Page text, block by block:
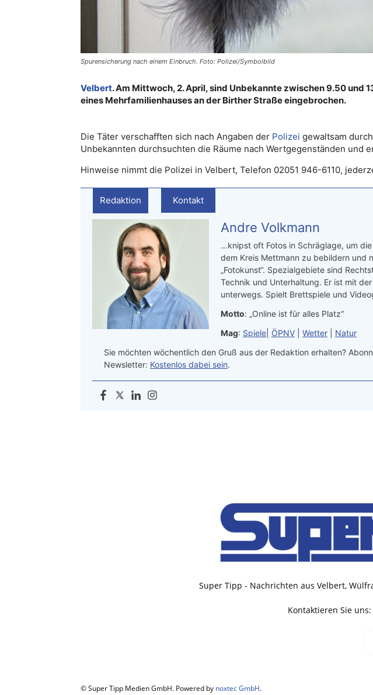
Spurensicherung nach einem Einbruch. Foto: Polizei/Symbolbild
Velbert. Am Mittwoch, 2. April, sind Unbekannte zwischen 9.50 und
eines Mehrfamilienhauses an der Birther Straße eingebrochen.
Die Täter verschafften sich nach Angaben der Polizei gewaltsam
Unbekannten durchsuchten die Räume nach Wertgegenständen und
Hinweise nimmt die Polizei in Velbert, Telefon 02051 946-6110,
Redaktion Kontakt
Andre Volkmann
…knipst oft Fotos in Schräglage, um
dem Kreis Mettmann zu bebildern und
„Fotokunst“. Spezialgebiete sind
Technik und Unterhaltung. Er ist mit
unterwegs. Spielt Brettspiele und
Motto: „Online ist für alles Platz“
Mag: Spiele ÖPNV Wetter
Natur
Sie möchten wöchentlich den Gruß aus der Redaktion erhalten?
Newsletter: Kostenlos dabei sein.
Super Tipp - Nachrichten aus Velbert,
Kontaktieren Sie uns:
© Super Tipp Medien GmbH. Powered by noxtec GmbH.